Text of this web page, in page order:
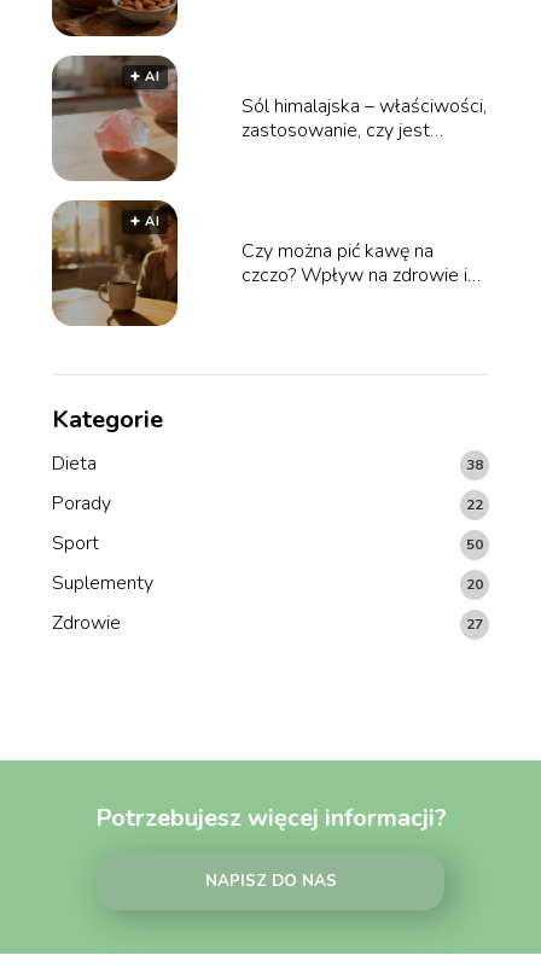
🟅 AI
Sól himalajska – właściwości,
zastosowanie, czy jest
🟅 AI
Czy można pić kawę na
czczo? Wpływ na zdrowie i
Kategorie
Dieta 38
Porady 22
Sport 50
Suplementy 20
Zdrowie 27
Potrzebujesz więcej informacji?
NAPISZ DO NAS